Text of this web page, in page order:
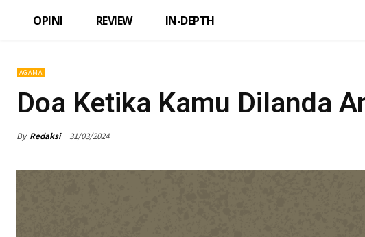
OPINI REVIEW IN-DEPTH
AGAMA
Doa Ketika Kamu Dilanda
By Redaksi 31/03/2024